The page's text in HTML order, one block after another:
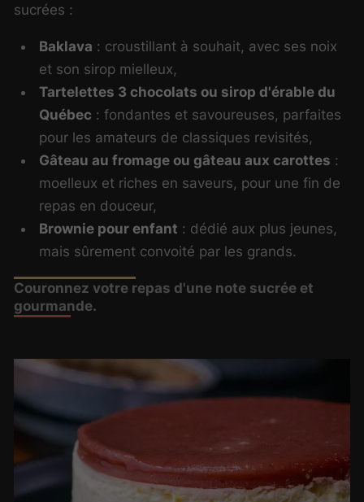
sucrées :
Baklava : croustillant à souhait, avec ses noix
et son sirop mielleux,
Tartelettes 3 chocolats ou sirop d'érable du
Québec : fondantes et savoureuses, parfaites
pour les amateurs de classiques revisités,
Gâteau au fromage ou gâteau aux carottes :
moelleux et riches en saveurs, pour une fin de
repas en douceur,
Brownie pour enfant : dédié aux plus jeunes,
mais sûrement convoité par les grands.
Couronnez votre repas d'une note sucrée et
gourmande.